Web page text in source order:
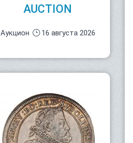
AUCTION
Аукцион 16 августа 2026